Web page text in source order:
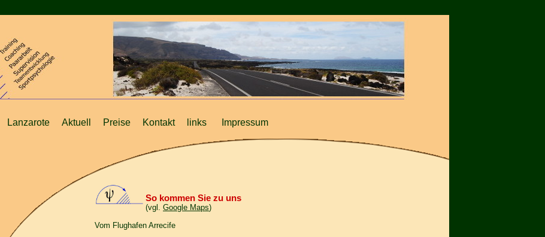
Lanzarote Aktuell Preise Kontakt links Impressum
So kommen Sie zu uns
(vgl. Google Maps)
Vom Flughafen Arrecife